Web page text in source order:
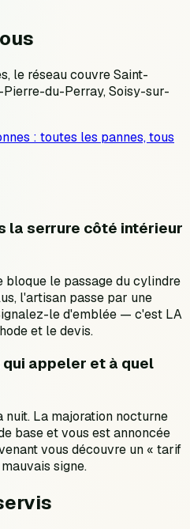
le réseau couvre Saint-
du-Perray, Soisy-sur-
: toutes les pannes, tous
la serrure côté intérieur
bloque le passage du cylindre
l'artisan passe par une
le d'emblée — c'est LA
et le devis.
appeler et à quel
nuit. La majoration nocturne
base et vous est annoncée
vous découvre un « tarif
signe.